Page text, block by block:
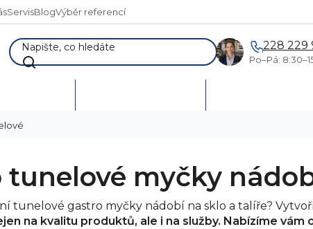
ServisBlogVýběr referencí
228 229
Po–Pá:
myčky
tunelové gastro myčky nádobí na sklo a talíře?
na kvalitu produktů, ale i na služby. Nabízíme